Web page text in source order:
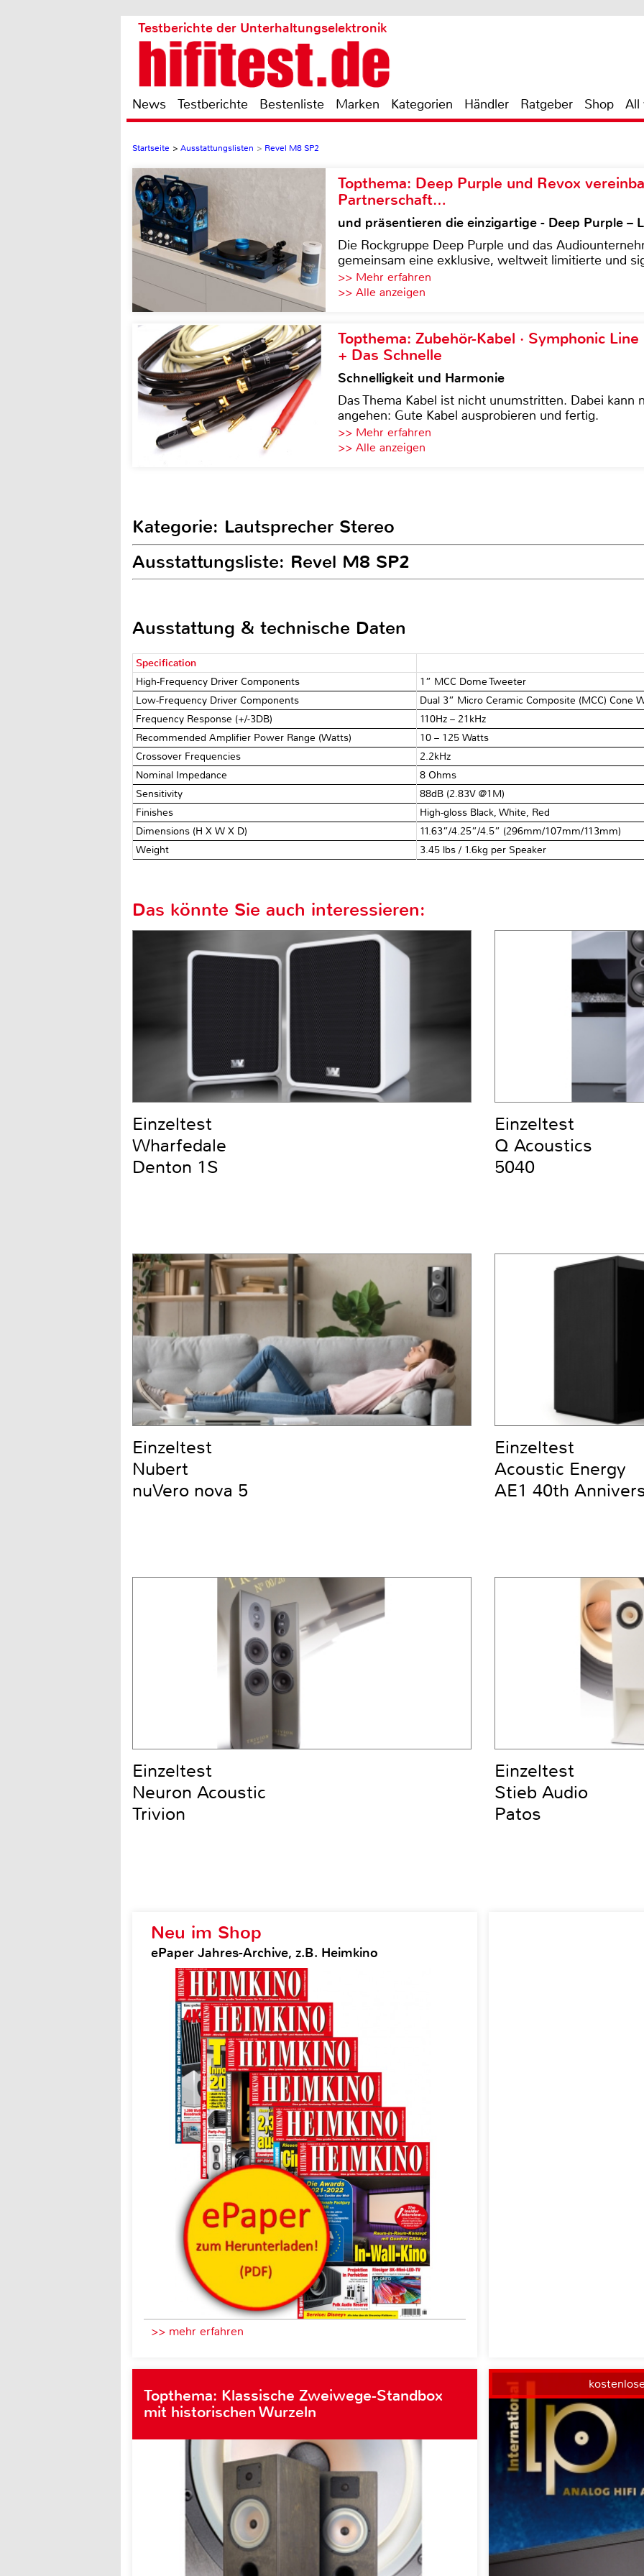
Testberichte der Unterhaltungselektronik
News Testberichte Bestenliste Marken Kategorien Händler Ratgeber Shop All
Startseite > Ausstattungslisten > Revel M8 SP2
Topthema: Deep Purple und Revox
Partnerschaft…
und präsentieren die einzigartige - Deep Purple –
Die Rockgruppe Deep Purple und das
gemeinsam eine exklusive, weltweit limitierte und
>> Mehr erfahren
>> Alle anzeigen
Topthema: Zubehör-Kabel · Symphonic
+ Das Schnelle
Schnelligkeit und Harmonie
Das Thema Kabel ist nicht unumstritten. Dabei kann
angehen: Gute Kabel ausprobieren und fertig.
>> Mehr erfahren
>> Alle anzeigen
Kategorie: Lautsprecher Stereo
Ausstattungsliste: Revel M8 SP2
Ausstattung & technische Daten
Specification
High-Frequency Driver Components
1” MCC Dome Tweeter
Low-Frequency Driver Components
Dual 3” Micro Ceramic Composite (MCC) Cone
Frequency Response (+/-3DB)
110Hz – 21kHz
Recommended Amplifier Power Range (Watts)
10 – 125 Watts
Crossover Frequencies
2.2kHz
Nominal Impedance
8 Ohms
Sensitivity
88dB (2.83V @1M)
Finishes
High-gloss Black, White, Red
Dimensions (H X W X D)
11.63”/4.25”/4.5” (296mm/107mm/113mm)
Weight
3.45 lbs / 1.6kg per Speaker
Neu im Shop
ePaper Jahres-Archive, z.B. Heimkino
>> mehr erfahren
Topthema: Klassische Zweiwege-Standbox
mit historischen Wurzeln
Das könnte Sie auch interessieren:
Einzeltest
Wharfedale
Denton 1S
Einzeltest
Q Acoustics
5040
Einzeltest
Nubert
nuVero nova 5
Einzeltest
Acoustic Energy
AE1 40th
Einzeltest
Neuron Acoustic
Trivion
Einzeltest
Stieb Audio
Patos